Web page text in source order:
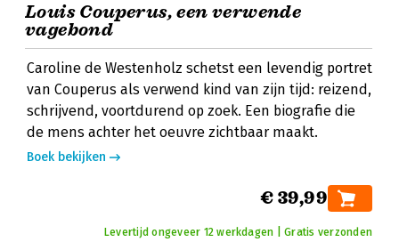
Louis Couperus, een verwende
vagebond
Caroline de Westenholz schetst een levendig portret
van Couperus als verwend kind van zijn tijd: reizend,
schrijvend, voortdurend op zoek. Een biografie die
de mens achter het oeuvre zichtbaar maakt.
Boek bekijken
€ 39,99
Levertijd ongeveer 12 werkdagen | Gratis verzonden